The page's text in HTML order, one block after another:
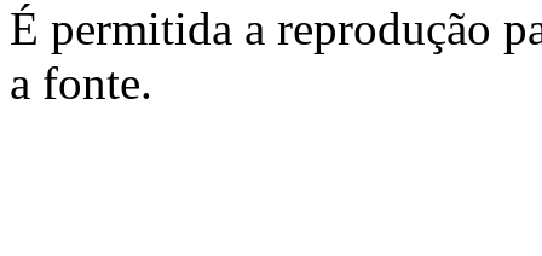
É permitida a reprodução
a fonte.